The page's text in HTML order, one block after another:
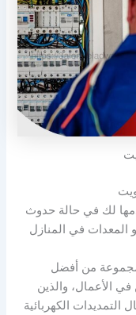
لك في حالة حدوث
المعدات في المنازل
مجموعة من أفضل
في الأعمال، والذين
الكهربائية